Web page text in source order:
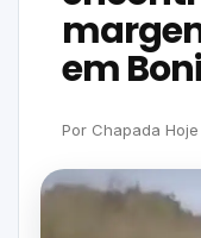
em
Por Chapada Hoje